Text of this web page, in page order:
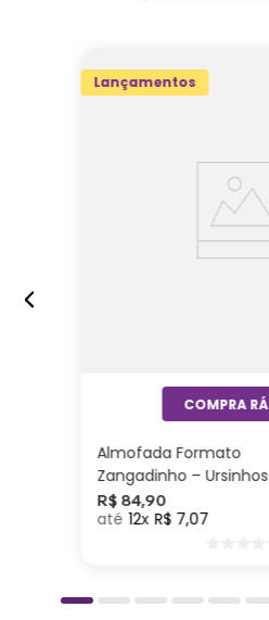
Lançamentos
Almofada Formato
Zangadinho – Ursinhos
Carinhosos
R$ 84,90
12 R$ 7,07